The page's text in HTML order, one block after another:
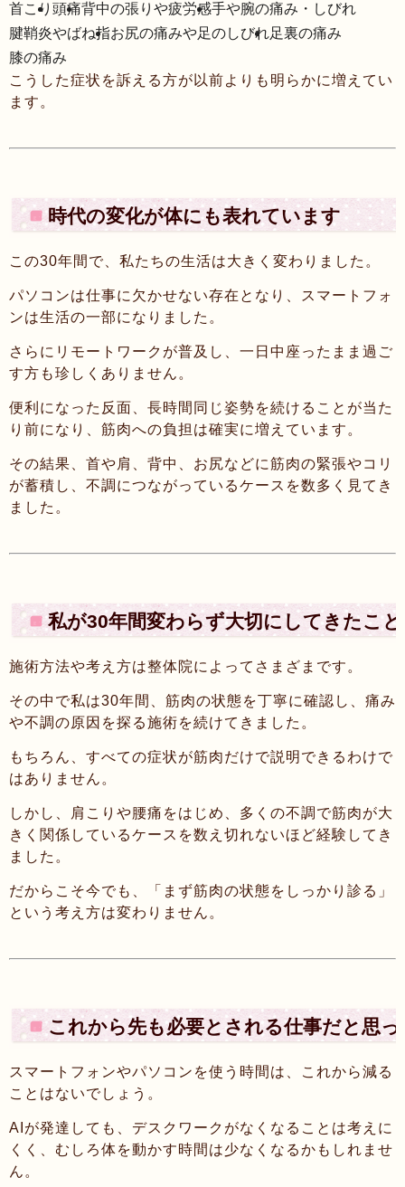
首こり 頭痛背中の張りや疲労感手や腕の痛み・しびれ
腱鞘炎やばね指お尻の痛みや足のしびれ足裏の痛み
膝の痛み
こうした症状を訴える方が以前よりも明らかに増えてい
ます。
時代の変化が体にも表れています
この30年間で、私たちの生活は大きく変わりました。
パソコンは仕事に欠かせない存在となり、スマートフォ
ンは生活の一部になりました。
さらにリモートワークが普及し、一日中座ったまま過ご
す方も珍しくありません。
便利になった反面、長時間同じ姿勢を続けることが当た
り前になり、筋肉への負担は確実に増えています。
その結果、首や肩、背中、お尻などに筋肉の緊張やコリ
が蓄積し、不調につながっているケースを数多く見てき
ました。
私が30年間変わらず大切にしてきたこと
施術方法や考え方は整体院によってさまざまです。
その中で私は30年間、筋肉の状態を丁寧に確認し、痛み
や不調の原因を探る施術を続けてきました。
もちろん、すべての症状が筋肉だけで説明できるわけで
はありません。
しかし、肩こりや腰痛をはじめ、多くの不調で筋肉が大
きく関係しているケースを数え切れないほど経験してき
ました。
だからこそ今でも、「まず筋肉の状態をしっかり診る」
という考え方は変わりません。
これから先も必要とされる仕事だと思
スマートフォンやパソコンを使う時間は、これから減る
ことはないでしょう。
AIが発達しても、デスクワークがなくなることは考えに
くく、むしろ体を動かす時間は少なくなるかもしれませ
ん。